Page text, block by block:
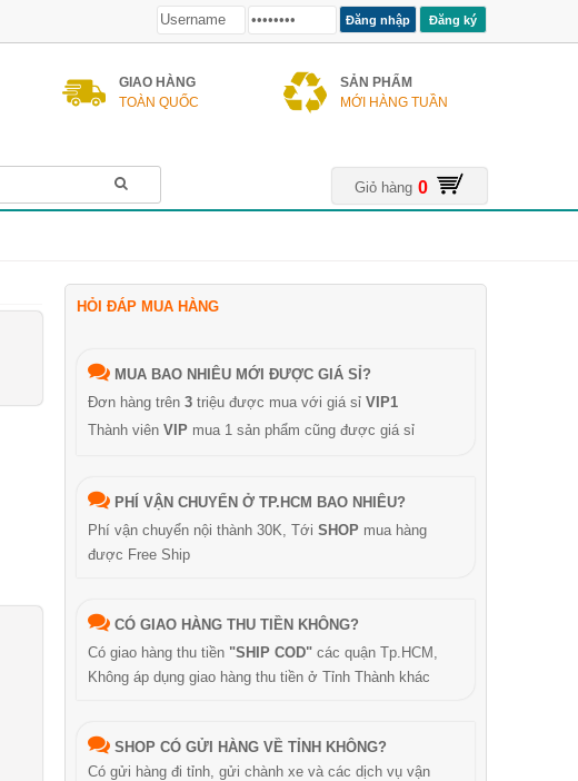
Đăng ký
GIAO HÀNG
TOÀN QUỐC
SẢN PHẨM
MỚI HÀNG TUẦN
Giỏ hàng 0
HỎI ĐÁP MUA HÀNG
MUA BAO NHIÊU MỚI ĐƯỢC GIÁ SỈ?
Đơn hàng trên 3 triệu được mua với giá sỉ VIP1
Thành viên VIP mua 1 sản phẩm cũng được giá sỉ
PHÍ VẬN CHUYỂN Ở TP.HCM BAO NHIÊU?
Phí vận chuyển nội thành 30K, Tới SHOP mua hàng
được Free Ship
CÓ GIAO HÀNG THU TIỀN KHÔNG?
Có giao hàng thu tiền "SHIP COD" các quận Tp.HCM,
Không áp dụng giao hàng thu tiền ở Tỉnh Thành khác
SHOP CÓ GỬI HÀNG VỀ TỈNH KHÔNG?
Có gửi hàng đi tỉnh, gửi chành xe và các dịch vụ vận